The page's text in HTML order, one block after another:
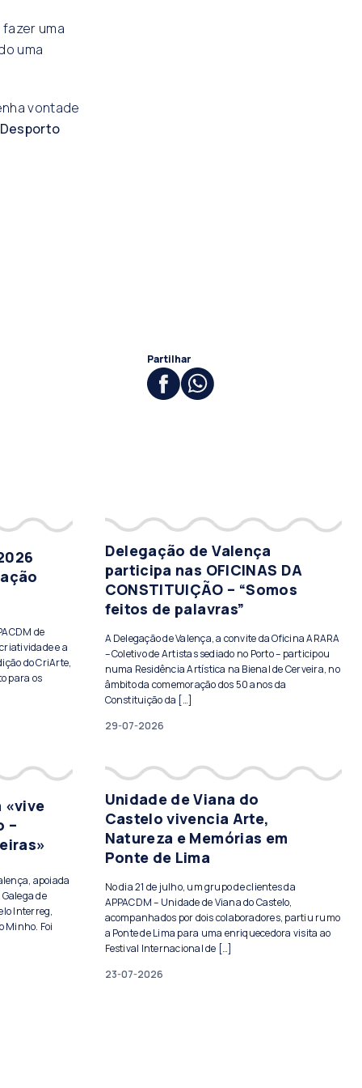
uma
uma
vontade
Partilhar
de
e a
do CriArte,
para os
Delegação de Valença
participa nas OFICINAS DA
CONSTITUIÇÃO – “Somos
feitos de palavras”
A Delegação de Valença, a convite da Oficina ARARA
– Coletivo de Artistas sediado no Porto – participou
numa Residência Artística na Bienal de Cerveira, no
âmbito da comemoração dos 50 anos da
Constituição da […]
29-07-2026
«vive
–
apoiada
de
Interreg,
Minho. Foi
Unidade de Viana do
Castelo vivencia Arte,
Natureza e Memórias em
Ponte de Lima
No dia 21 de julho, um grupo de clientes da
APPACDM – Unidade de Viana do Castelo,
acompanhados por dois colaboradores, partiu rumo
a Ponte de Lima para uma enriquecedora visita ao
Festival Internacional de […]
23-07-2026